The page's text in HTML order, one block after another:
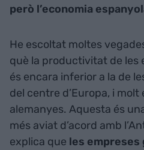
però l’economia
He escoltat moltes
què la productivitat de les
és encara inferior a la de
del centre d’Europa, i
alemanyes. Aquesta és
més aviat d’acord amb
explica que les empreses